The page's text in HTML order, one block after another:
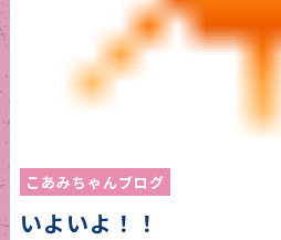
こあみちゃんブログ
いよいよ！！